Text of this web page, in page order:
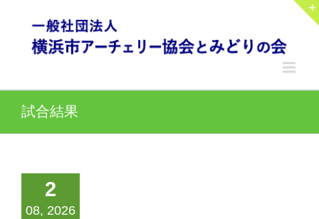
content
試合結果
2
08, 2026